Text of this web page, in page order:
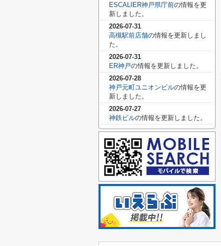
ESCALIER神戸県庁前の情報を更
新しました。
2026-07-31
高槻駅前店舗の情報を更新しまし
た。
2026-07-31
ER神戸の情報を更新しました。
2026-07-28
神戸元町ユニオンビルの情報を更
新しました。
2026-07-27
神鉄ビルの情報を更新しました。